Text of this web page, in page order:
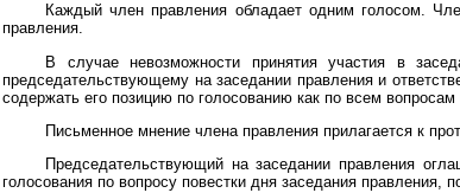
Каждый член правления обладает одним голосом.
правления.
В случае невозможности принятия участия в
председательствующему на заседании правления и
содержать его позицию по голосованию как по всем
Письменное мнение члена правления прилагается к
Председательствующий на заседании правления
голосования по вопросу повестки дня заседания правления,